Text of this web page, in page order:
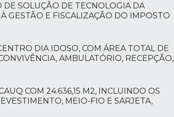
SOLUÇÃO DE TECNOLOGIA DA
GESTÃO E FISCALIZAÇÃO DO IMPOSTO
DIA IDOSO, COM ÁREA TOTAL DE
AMBULATÓRIO, RECEPÇÃO,
COM 24.636,15 M2, INCLUINDO OS
MEIO-FIO E SARJETA,